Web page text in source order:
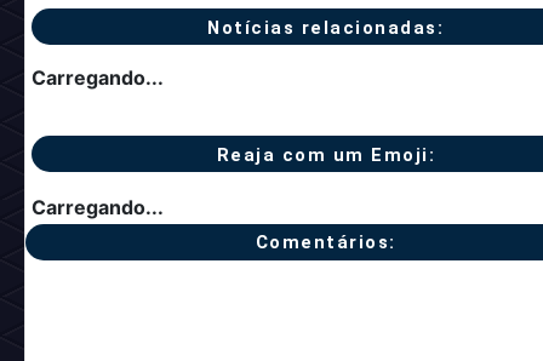
Notícias relacionadas:
Carregando...
Reaja com um Emoji:
Carregando...
Comentários: